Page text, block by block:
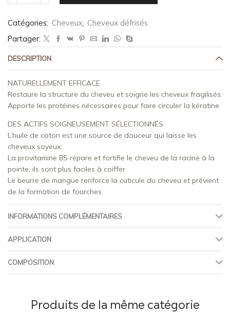
Catégories: Cheveux, Cheveux défrisés
Partager:
DESCRIPTION
NATURELLEMENT EFFICACE
Restaure la structure du cheveu et soigne les cheveux fragilisés.
Apporte les protéines nécessaires pour faire circuler la kératine.
DES ACTIFS SOIGNEUSEMENT SÉLECTIONNÉS
L’huile de coton est une source de douceur qui laisse les
cheveux soyeux.
La provitamine B5 répare et fortifie le cheveu de la racine à la
pointe, ils sont plus faciles à coiffer
Le beurre de mangue renforce la cuticule du cheveu et prévient
de la formation de fourches.
INFORMATIONS COMPLÉMENTAIRES
APPLICATION
COMPOSITION
Produits de la même catégorie